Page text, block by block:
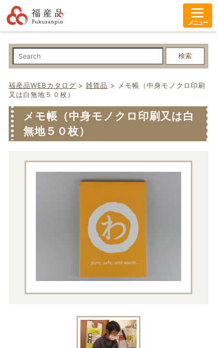
メニュー
検索
福産品WEBカタログ >雑貨品 > メモ帳（中身モノクロ印刷
又は白無地５０枚）
メモ帳（中身モノクロ印刷又は白
無地５０枚）